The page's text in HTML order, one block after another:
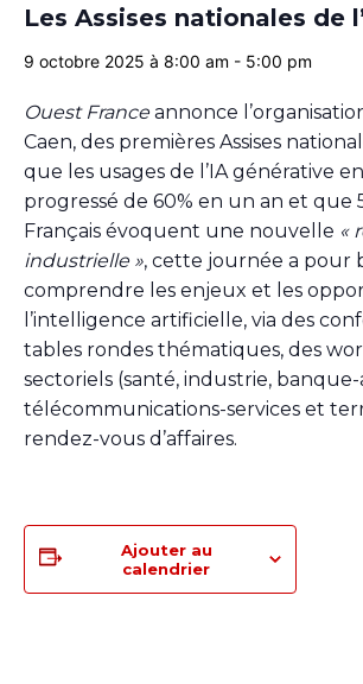
Les Assises nationales de
9 octobre 2025 à 8:00 am - 5:00 pm
Ouest France annonce
Caen, des premières Assises
que les usages de l’IA générative
progressé de 60% en un an et que
Français évoquent une nouvelle «
industrielle », cette journée a pour
comprendre les enjeux et les
l’intelligence artificielle, via des
tables rondes thématiques, des
sectoriels (santé, industrie, banque-
télécommunications-services et
rendez-vous d’affaires.
Ajouter au
calendrier